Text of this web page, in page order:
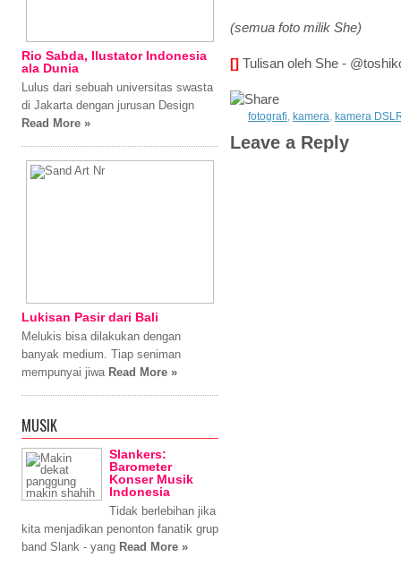
(semua foto milik She)
[] Tulisan oleh She -
fotografi, kamera, kamera
Leave a Reply
Rio Sabda, Ilustator Indonesia
ala Dunia
Lulus dari sebuah universitas swasta
di Jakarta dengan jurusan Design
Read More »
Lukisan Pasir dari Bali
Melukis bisa dilakukan dengan
banyak medium. Tiap seniman
mempunyai jiwa Read More »
MUSIK
Slankers:
Barometer
Konser Musik
Indonesia
Tidak berlebihan jika
kita menjadikan penonton fanatik grup
band Slank - yang Read More »